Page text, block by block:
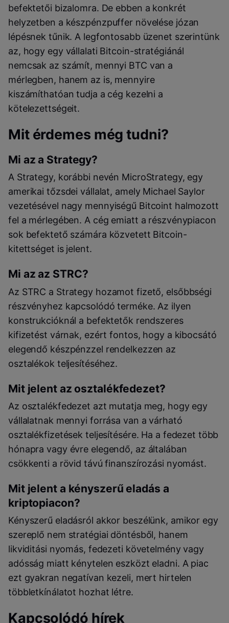
befektetői bizalomra. De ebben a konkrét
helyzetben a készpénzpuffer növelése józan
lépésnek tűnik. A legfontosabb üzenet szerintünk
az, hogy egy vállalati Bitcoin-stratégiánál
nemcsak az számít, mennyi BTC van a
mérlegben, hanem az is, mennyire
kiszámíthatóan tudja a cég kezelni a
kötelezettségeit.
Mit érdemes még tudni?
Mi az a Strategy?
A Strategy, korábbi nevén MicroStrategy, egy
amerikai tőzsdei vállalat, amely Michael Saylor
vezetésével nagy mennyiségű Bitcoint halmozott
fel a mérlegében. A cég emiatt a részvénypiacon
sok befektető számára közvetett Bitcoin-
kitettséget is jelent.
Mi az az STRC?
Az STRC a Strategy hozamot fizető, elsőbbségi
részvényhez kapcsolódó terméke. Az ilyen
konstrukcióknál a befektetők rendszeres
kifizetést várnak, ezért fontos, hogy a kibocsátó
elegendő készpénzzel rendelkezzen az
osztalékok teljesítéséhez.
Mit jelent az osztalékfedezet?
Az osztalékfedezet azt mutatja meg, hogy egy
vállalatnak mennyi forrása van a várható
osztalékfizetések teljesítésére. Ha a fedezet több
hónapra vagy évre elegendő, az általában
csökkenti a rövid távú finanszírozási nyomást.
Mit jelent a kényszerű eladás a
kriptopiacon?
Kényszerű eladásról akkor beszélünk, amikor egy
szereplő nem stratégiai döntésből, hanem
likviditási nyomás, fedezeti követelmény vagy
adósság miatt kénytelen eszközt eladni. A piac
ezt gyakran negatívan kezeli, mert hirtelen
többletkínálatot hozhat létre.
Kapcsolódó hírek